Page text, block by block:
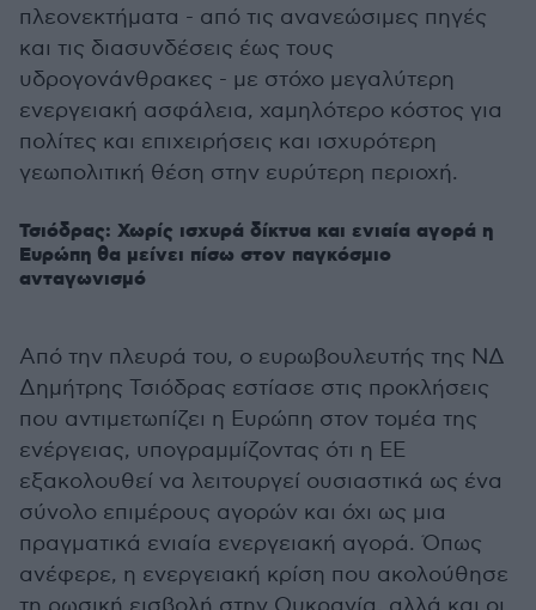
πλεονεκτήματα - από τις ανανεώσιμες πηγές
και τις διασυνδέσεις έως τους
υδρογονάνθρακες - με στόχο μεγαλύτερη
ενεργειακή ασφάλεια, χαμηλότερο κόστος για
πολίτες και επιχειρήσεις και ισχυρότερη
γεωπολιτική θέση στην ευρύτερη περιοχή.
Τσιόδρας: Χωρίς ισχυρά δίκτυα και ενιαία αγορά η
Ευρώπη θα μείνει πίσω στον παγκόσμιο
ανταγωνισμό
Από την πλευρά του, ο ευρωβουλευτής της ΝΔ
Δημήτρης Τσιόδρας εστίασε στις προκλήσεις
που αντιμετωπίζει η Ευρώπη στον τομέα της
ενέργειας, υπογραμμίζοντας ότι η ΕΕ
εξακολουθεί να λειτουργεί ουσιαστικά ως ένα
σύνολο επιμέρους αγορών και όχι ως μια
πραγματικά ενιαία ενεργειακή αγορά. Όπως
ανέφερε, η ενεργειακή κρίση που ακολούθησε